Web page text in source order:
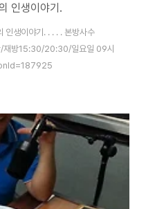
인생이야기.
인생이야기. . . . . 본방사수
방15:30/20:30/일요일 09시